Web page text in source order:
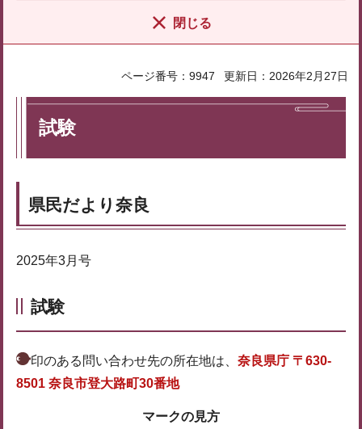
閉じる
ページ番号：9947 更新日：2026年2月27日
試験
県民だより奈良
2025年3月号
試験
印のある問い合わせ先の所在地は、 奈良県庁 〒630-
8501 奈良市登大路町30番地
マークの見方